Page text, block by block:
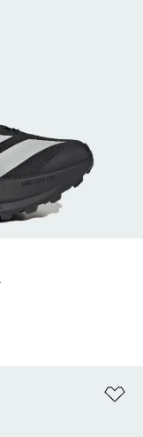
Liste de produits